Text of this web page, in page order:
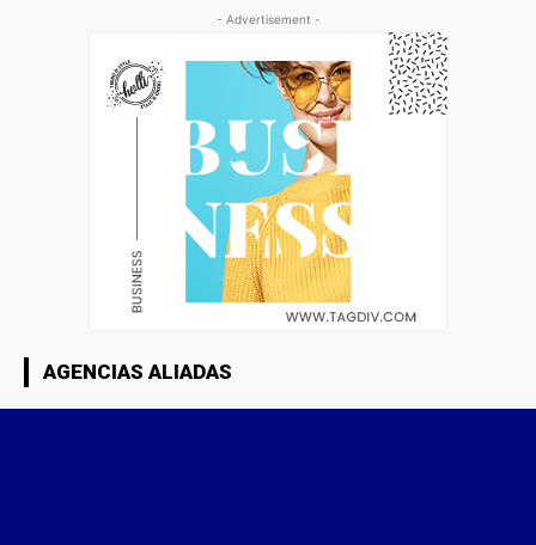
- Advertisement -
AGENCIAS ALIADAS